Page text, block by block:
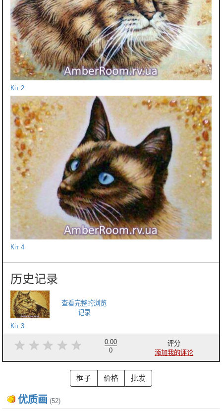
Кіт 2
Кіт 4
Кіт 3
0.00
0
评分
添加我的评论
优质画 (52)